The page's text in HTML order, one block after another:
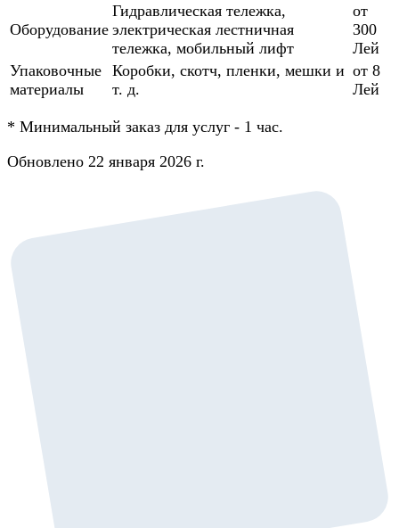
Оборудование
Гидравлическая тележка,
электрическая лестничная
тележка, мобильный лифт
от
300
Лей
Упаковочные
материалы
Коробки, скотч, пленки, мешки и
т. д.
от 8
Лей
* Минимальный заказ для услуг - 1 час.
Обновлено 22 января 2026 г.